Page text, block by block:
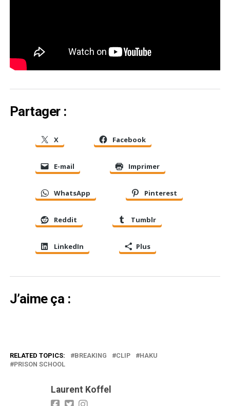
Partager :
X Facebook
E-mail Imprimer
WhatsApp Pinterest
Reddit Tumblr
LinkedIn Plus
J’aime ça :
RELATED TOPICS: BREAKING CLIP
HAKU
PRISON SCHOOL
Laurent Koffel